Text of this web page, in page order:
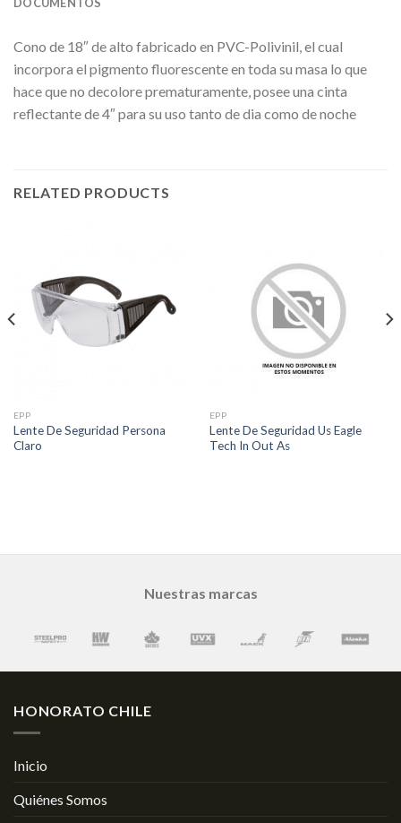
Cono de 18″ de alto fabricado en PVC-Polivinil, el cual
incorpora el pigmento fluorescente en toda su masa lo que
hace que no decolore prematuramente, posee una cinta
reflectante de 4″ para su uso tanto de dia como de noche
RELATED PRODUCTS
EPP
Lente De Seguridad Persona
Claro
EPP
Lente De Seguridad Us Eagle
Tech In Out As
Nuestras marcas
HONORATO CHILE
Inicio
Quiénes Somos